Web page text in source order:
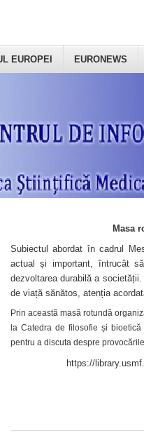
EUROPEI EURONEWS
Masa
Subiectul abordat în cadrul
actual și important, întrucât
dezvoltarea durabilă a
de viață sănătos, atenția
Prin această masă rotundă
la Catedra de filosofie și
pentru a discuta despre
https://